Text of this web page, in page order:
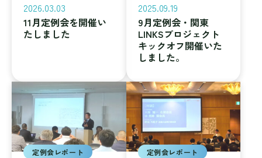
2026.03.03
11月定例会を開催い
たしました
2025.09.19
9月定例会・関東
LINKSプロジェクト
キックオフ開催いた
しました。
定例会レポート 定例会レポート